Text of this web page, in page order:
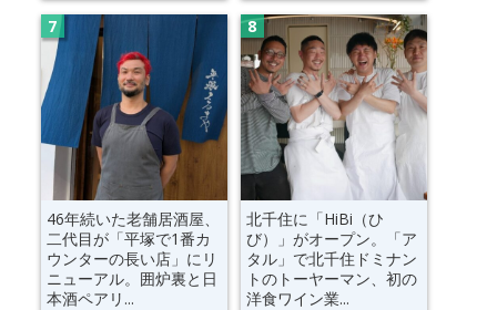
46年続いた老舗居酒屋、
二代目が「平塚で1番カ
ウンターの長い店」にリ
ニューアル。囲炉裏と日
本酒ペアリ...
北千住に「HiBi（ひ
び）」がオープン。「ア
タル」で北千住ドミナン
トのトーヤーマン、初の
洋食ワイン業...